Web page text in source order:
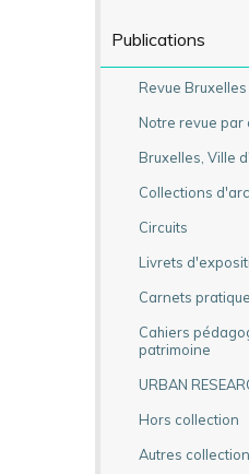
Publications
Revue
Notre revue par
Bruxelles, Ville
Collections
Circuits
Livrets
Carnets
Cahiers
patrimoine
URBAN
Hors collection
Autres